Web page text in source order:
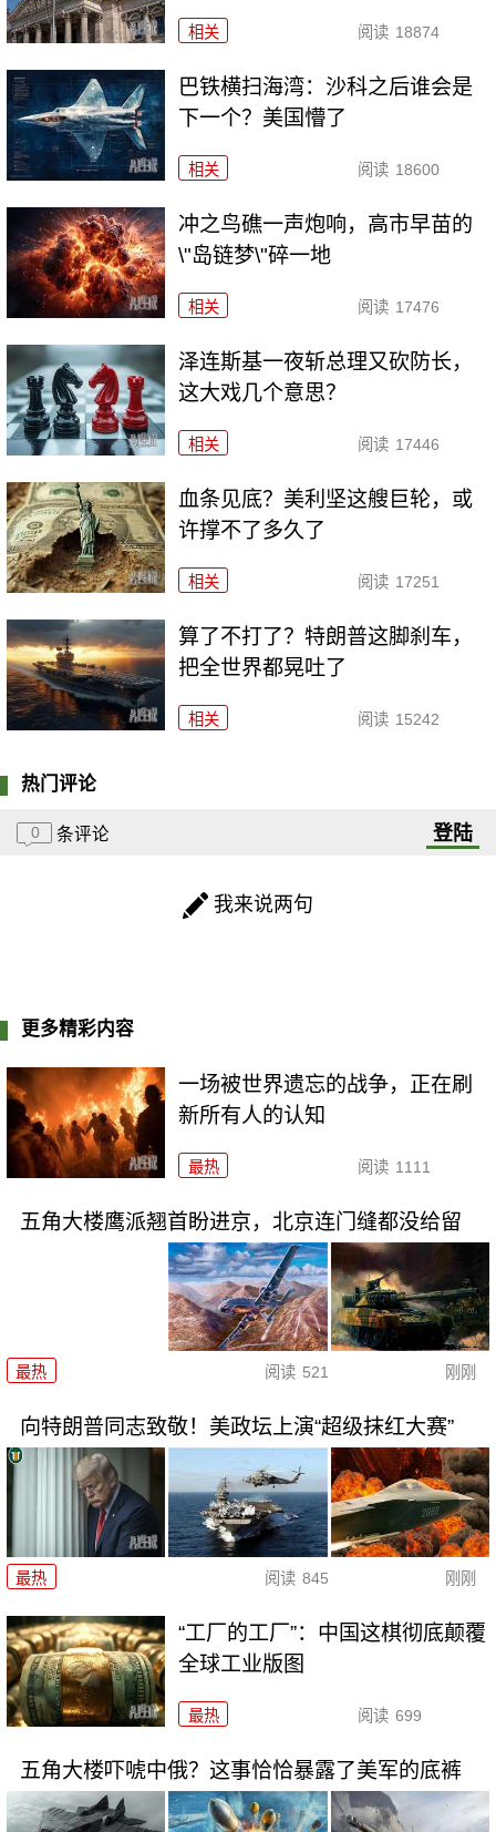
相关 阅读 18874
巴铁横扫海湾：沙科之后谁会是
下一个？美国懵了
相关 阅读 18600
冲之鸟礁一声炮响，高市早苗的
\"岛链梦\"碎一地
相关 阅读 17476
泽连斯基一夜斩总理又砍防长，
这大戏几个意思？
相关 阅读 17446
血条见底？美利坚这艘巨轮，或
许撑不了多久了
相关 阅读 17251
算了不打了？特朗普这脚刹车，
把全世界都晃吐了
相关 阅读 15242
热门评论
0 条评论 登陆
我来说两句
更多精彩内容
一场被世界遗忘的战争，正在刷
新所有人的认知
最热 阅读 1111
五角大楼鹰派翘首盼进京，北京连门缝都没给留
最热 阅读 521 刚刚
向特朗普同志致敬！美政坛上演“超级抹红大赛”
最热 阅读 845 刚刚
“工厂的工厂”：中国这棋彻底颠覆
全球工业版图
最热 阅读 699
五角大楼吓唬中俄？这事恰恰暴露了美军的底裤